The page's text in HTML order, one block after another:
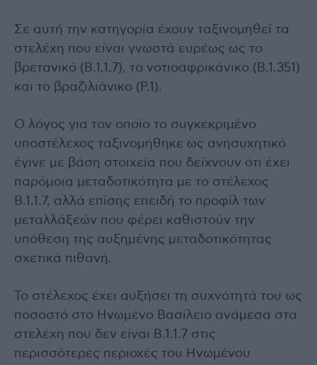
Σε αυτή την κατηγορία έχουν ταξινομηθεί τα
στελέχη που είναι γνωστά ευρέως ως το
βρετανικό (B.1.1.7), το νοτιοαφρικάνικο (B.1.351)
και το βραζιλιάνικο (P.1).
Ο λόγος για τον οποίο το συγκεκριμένο
υποστέλεχος ταξινομήθηκε ως ανησυχητικό
έγινε με βάση στοιχεία που δείχνουν ότι έχει
παρόμοια μεταδοτικότητα με το στέλεχος
B.1.1.7, αλλά επίσης επειδή το προφίλ των
μεταλλάξεών που φέρει καθιστούν την
υπόθεση της αυξημένης μεταδοτικότητας
σχετικά πιθανή.
Το στέλεχος έχει αυξήσει τη συχνότητά του ως
ποσοστό στο Ηνωμένο Βασίλειο ανάμεσα στα
στελέχη που δεν είναι B.1.1.7 στις
περισσότερες περιοχές του Ηνωμένου